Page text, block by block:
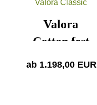
Valora
Cotton fest
ab 1.198,00 EUR